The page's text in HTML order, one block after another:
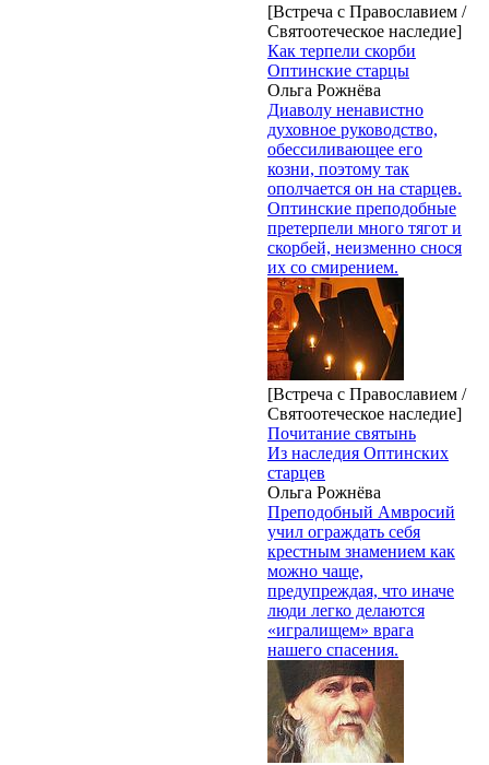
[Встреча с Православием /
Святоотеческое наследие]
Как терпели скорби
Оптинские старцы
Ольга Рожнёва
Диаволу ненавистно
духовное руководство,
обессиливающее его
козни, поэтому так
ополчается он на старцев.
Оптинские преподобные
претерпели много тягот и
скорбей, неизменно снося
их со смирением.
[Встреча с Православием /
Святоотеческое наследие]
Почитание святынь
Из наследия Оптинских
старцев
Ольга Рожнёва
Преподобный Амвросий
учил ограждать себя
крестным знамением как
можно чаще,
предупреждая, что иначе
люди легко делаются
«игралищем» врага
нашего спасения.